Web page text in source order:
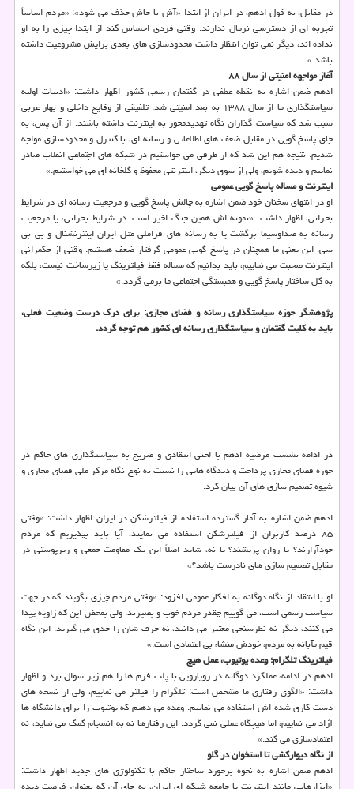
در مقابل، به قول ادهم، در ایران از ابتدا «آش با جاش حذف می شود»: «مردم اساساً
تجربه ای از دسترسی نرمال ندارند. وقتی فردی احساس کند از ابتدا چیزی را به او
نداده اند، دیگر نمی توان انتظار داشت محدودسازی های بعدی برایش مشروعیت داشته
باشد.»
آغاز مواجهه امنیتی از سال ۸۸
ادهم ضمن اشاره به نقطه عطفی در گفتمان رسمی کشور اظهار داشت: «ادبیات اولیه
سیاستگذاری ما از سال ۱۳۸۸ به بعد امنیتی شد. تلفیقی از وقایع داخلی و بهار عربی
سبب شد که سیاست گذاران نگاه تهدیدمحور به اینترنت داشته باشند. از آن پس، به
جای پاسخ گویی در مقابل ضعف های اطلاعاتی و رسانه ای، با کنترل و محدودسازی مواجه
شدیم. نتیجه هم این شد که از طرفی می خواستیم در شبکه های اجتماعی انقلاب صادر
نماییم و دیده شویم، ولی از سوی دیگر، اینترنتی محفوظ و گلخانه ای می خواستیم.»
اینترنت و مساله پاسخ گویی عمومی
او در انتهای سخنان خود ضمن اشاره به چالش پاسخ گویی و مرجعیت رسانه ای در شرایط
بحرانی، اظهار داشت: «نمونه اش همین جنگ اخیر است. در شرایط بحرانی، یا مرجعیت
رسانه به صداوسیما برگشت یا به رسانه های فراملی مثل ایران اینترنشنال و بی بی
سی. این یعنی ما همچنان در پاسخ گویی عمومی گرفتار ضعف هستیم. وقتی از حکمرانی
اینترنت صحبت می نماییم، باید بدانیم که مساله فقط فیلترینگ یا زیرساخت نیست، بلکه
به کل ساختار پاسخ گویی و همبستگی اجتماعی ما برمی گردد.»
پژوهشگر حوزه سیاستگذاری رسانه و فضای مجازی: برای درک درست وضعیت فعلی،
باید به کلیت گفتمان و سیاستگذاری رسانه ای کشور هم توجه گردد.
در ادامه نشست مرضیه ادهم با لحنی انتقادی و صریح به سیاستگذاری های حاکم در
حوزه فضای مجازی پرداخت و دیدگاه هایی را نسبت به نوع نگاه مرکز ملی فضای مجازی و
شیوه تصمیم سازی های آن بیان کرد.
ادهم ضمن اشاره به آمار گسترده استفاده از فیلترشکن در ایران اظهار داشت: «وقتی
۸۵ درصد کاربران از فیلترشکن استفاده می نمایند، آیا باید بپذیریم که مردم
خودآزارند؟ یا روان پریشند؟ یا نه، شاید اصلاً این یک مقاومت جمعی و زیرپوستی در
مقابل تصمیم سازی های نادرست باشد؟»
او با انتقاد از نگاه دوگانه به افکار عمومی افزود: «وقتی مردم چیزی بگویند که در جهت
سیاست رسمی است، می گوییم چقدر مردم خوب و بصیرند. ولی بمحض این که زاویه پیدا
می کنند، دیگر نه نظرسنجی معتبر می دانید، نه حرف شان را جدی می گیرید. این نگاه
قیم مآبانه به مردم، خودش منشاء بی اعتمادی است.»
فیلترینگ تلگرام؛ وعده یوتیوب، عمل هیچ
ادهم در ادامه، عملکرد دوگانه در رویارویی با پلت فرم ها را هم زیر سوال برد و اظهار
داشت: «الگوی رفتاری ما مشخص است: تلگرام را فیلتر می نماییم، ولی از نسخه های
دست کاری شده اش استفاده می نماییم. وعده می دهیم که یوتیوب را برای دانشگاه ها
آزاد می نماییم، اما هیچگاه عملی نمی گردد. این رفتارها نه به انسجام کمک می نماید، نه
اعتمادسازی می کند.»
از نگاه دیوارکشی تا استخوان در گلو
ادهم ضمن اشاره به نحوه برخورد ساختار حاکم با تکنولوژی های جدید اظهار داشت: